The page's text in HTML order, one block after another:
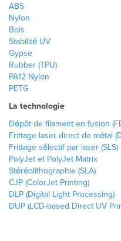
ABS
Nylon
Bois
Stabilité UV
Gypse
Rubber (TPU)
PA12 Nylon
PETG
La technologie
Dépôt de filament en fusion
Frittage laser direct de métal
Frittage sélectif par laser (SLS)
PolyJet et PolyJet Matrix
Stéréolithographie (SLA)
CJP (ColorJet Printing)
DLP (Digital Light Processing)
DUP (LCD-based Direct UV